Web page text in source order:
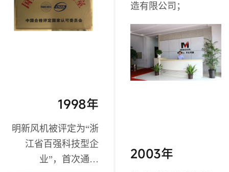
1998年
明新风机被评定为“浙
江省百强科技型企
业”，首次通过
造有限公司；
2003年